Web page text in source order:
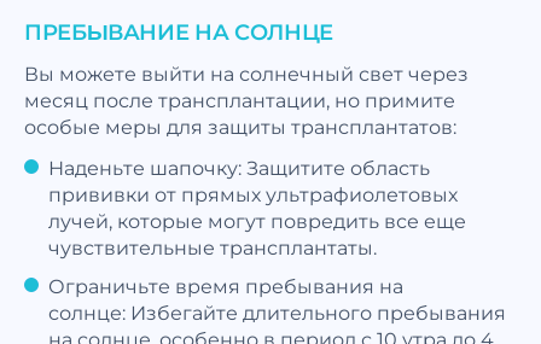
ПРЕБЫВАНИЕ НА СОЛНЦЕ
Вы можете выйти на солнечный свет через
месяц после трансплантации, но примите
особые меры для защиты трансплантатов:
Наденьте шапочку: Защитите область
прививки от прямых ультрафиолетовых
лучей, которые могут повредить все еще
чувствительные трансплантаты.
Ограничьте время пребывания на
солнце: Избегайте длительного пребывания
на солнце, особенно в период с 10 утра до 4